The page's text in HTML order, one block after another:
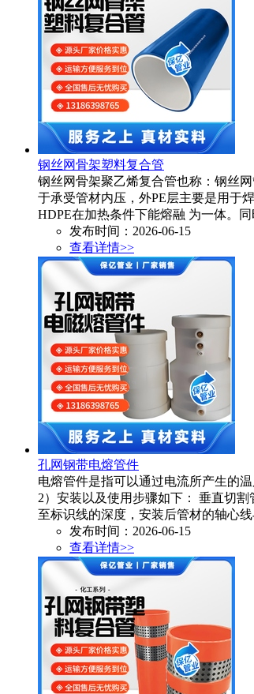
钢丝网骨架塑料复合管
钢丝网骨架聚乙烯复合管也称：钢丝
于承受管材内压，外PE层主要是用于
HDPE在加热条件下能熔融 为一体。同
发布时间：2026-06-15
查看详情>>
孔网钢带电熔管件
电熔管件是指可以通过电流所产生的
2）安装以及使用步骤如下： 垂直切
至标识线的深度，安装后管材的轴心
发布时间：2026-06-15
查看详情>>